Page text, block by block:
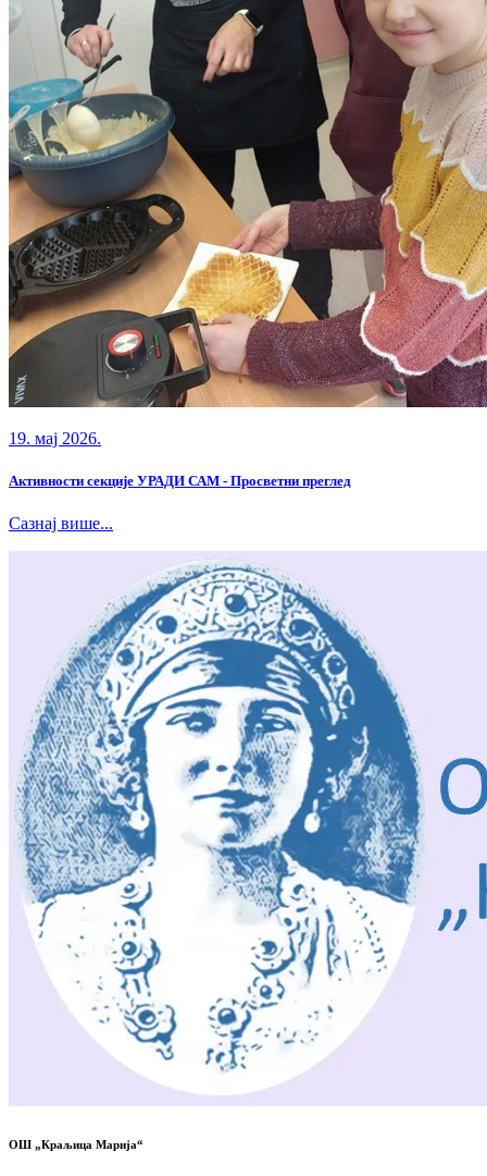
19. мај 2026.
Активности секције УРАДИ САМ - Просветни преглед
Сазнај више...
ОШ „Краљица Марија“